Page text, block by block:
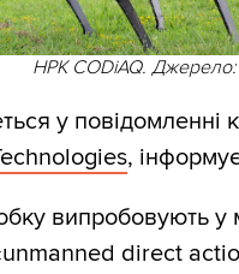
НРК CODiAQ.
у повідомленні
,
випробовують у
direct